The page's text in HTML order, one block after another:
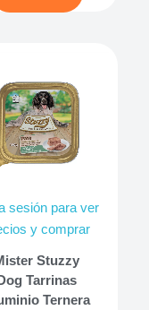
sesión para ver
y comprar
Stuzzy
Tarrinas
Ternera